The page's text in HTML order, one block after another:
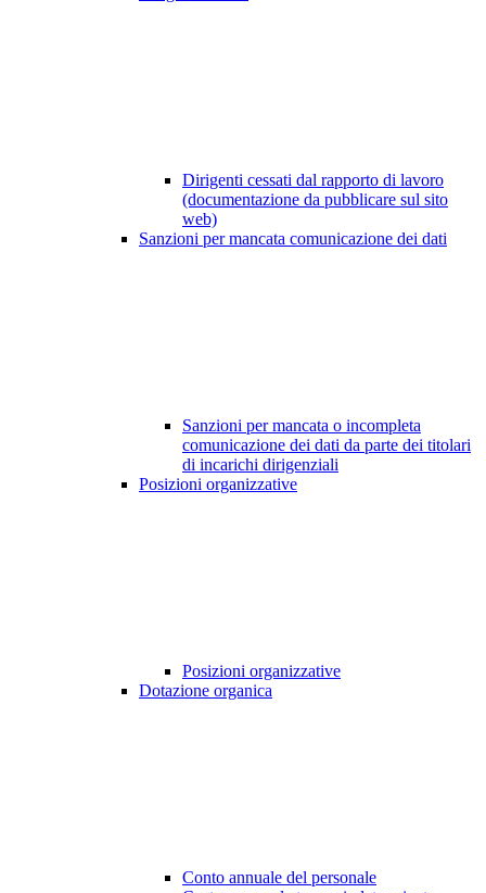
Dirigenti cessati dal rapporto di lavoro
(documentazione da pubblicare sul sito
web)
Sanzioni per mancata comunicazione dei dati
Sanzioni per mancata o incompleta
comunicazione dei dati da parte dei titolari
di incarichi dirigenziali
Posizioni organizzative
Posizioni organizzative
Dotazione organica
Conto annuale del personale